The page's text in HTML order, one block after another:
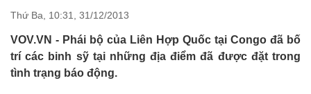
Nhận diện sự thật
Việc làm
Biển đảo
Thứ Ba, 10:31, 31/12/2013
VOV.VN - Phái bộ của Liên Hợp Quốc tại Congo đã bố
trí các binh sỹ tại những địa điểm đã được đặt trong
tình trạng báo động.